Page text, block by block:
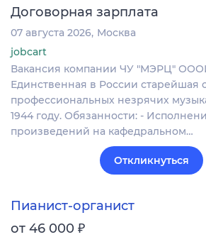
Договорная зарплата
07 августа 2026 Москва
jobcart
Вакансия компании ЧУ "МЭРЦ"
Единственная в России старейшая
профессиональных незрячих
1944 году. Обязанности: -
произведений на кафедральном…
Откликнуться
Пианист-органист
от 46 000 ₽